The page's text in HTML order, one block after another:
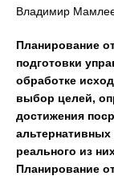
Владимир
Планирование
подготовки
обработке
выбор целей,
достижения
реального из
Планирование